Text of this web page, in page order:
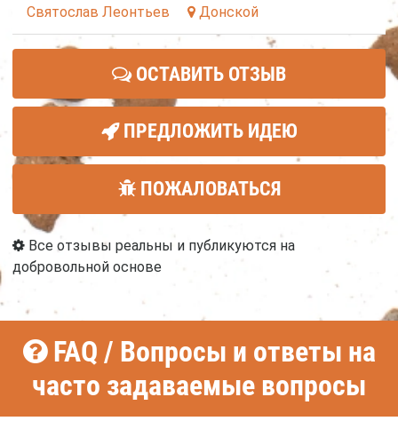
Святослав Леонтьев
Донской
ОСТАВИТЬ ОТЗЫВ
ПРЕДЛОЖИТЬ ИДЕЮ
ПОЖАЛОВАТЬСЯ
Все отзывы реальны и публикуются на
добровольной основе
FAQ / Вопросы и ответы на
часто задаваемые вопросы